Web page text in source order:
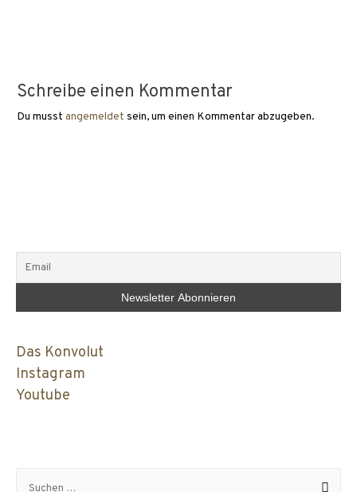
Schreibe einen Kommentar
Du musstangemeldet sein, um einen Kommentar abzugeben.
Das Konvolut
Instagram
Youtube